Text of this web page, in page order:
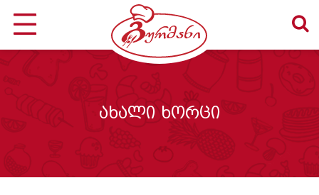
ახალი ხორცი